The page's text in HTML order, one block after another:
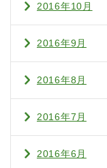
2016年10月
2016年9月
2016年8月
2016年7月
2016年6月